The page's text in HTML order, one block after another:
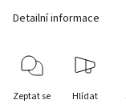
Detailní informace
Zeptat se Hlídat